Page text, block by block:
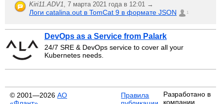
Kiri11.ADV1, 7 марта 2021 года в 12:01 →
Логи catalina.out в TomCat 9 в формате JSON 1
DevOps as a Service from Palark
24/7 SRE & DevOps service to cover all your
Kubernetes needs.
© 2001—2026 АО
Правила
Разработано в
компании